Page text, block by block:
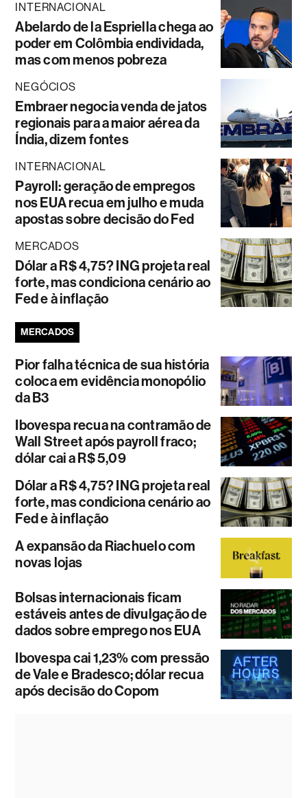
INTERNACIONAL
Abelardo de la Espriella chega ao
poder em Colômbia endividada,
mas com menos pobreza
NEGÓCIOS
Embraer negocia venda de jatos
regionais para a maior aérea da
Índia, dizem fontes
INTERNACIONAL
Payroll: geração de empregos
nos EUA recua em julho e muda
apostas sobre decisão do Fed
MERCADOS
Dólar a R$ 4,75? ING projeta real
forte, mas condiciona cenário ao
Fed e à inflação
MERCADOS
Pior falha técnica de sua história
coloca em evidência monopólio
da B3
Ibovespa recua na contramão de
Wall Street após payroll fraco;
dólar cai a R$ 5,09
Dólar a R$ 4,75? ING projeta real
forte, mas condiciona cenário ao
Fed e à inflação
A expansão da Riachuelo com
novas lojas
Bolsas internacionais ficam
estáveis antes de divulgação de
dados sobre emprego nos EUA
Ibovespa cai 1,23% com pressão
de Vale e Bradesco; dólar recua
após decisão do Copom